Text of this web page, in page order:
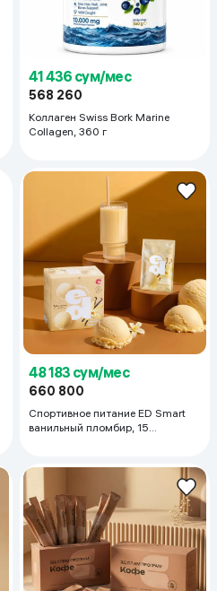
41 436 сум/мес
568 260
Коллаген Swiss Bork Marine
Collagen, 360 г
48 183 сум/мес
660 800
Спортивное питание ED Smart
ванильный пломбир, 15